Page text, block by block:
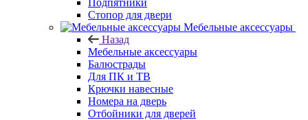
Подпятники
Стопор для двери
Мебельные аксессуары
Назад
Мебельные аксессуары
Балюстрады
Для ПК и ТВ
Крючки навесные
Номера на дверь
Отбойники для дверей